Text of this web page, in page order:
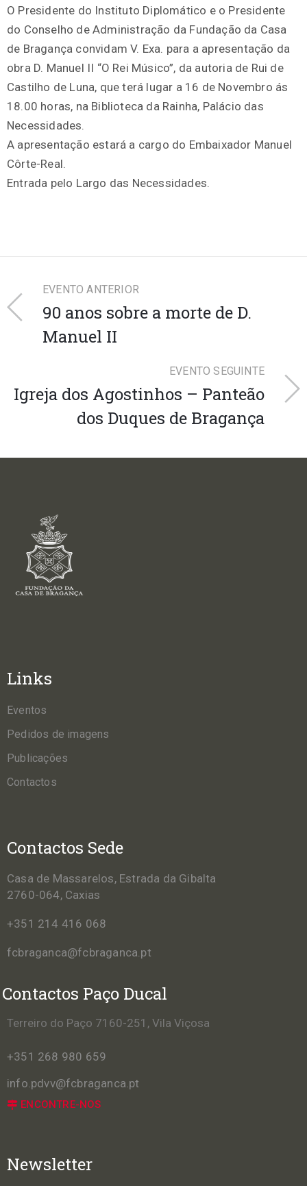
O Presidente do Instituto Diplomático e o Presidente
do Conselho de Administração da Fundação da Casa
de Bragança convidam V. Exa. para a apresentação da
obra D. Manuel II “O Rei Músico”, da autoria de Rui de
Castilho de Luna, que terá lugar a 16 de Novembro ás
18.00 horas, na Biblioteca da Rainha, Palácio das
Necessidades.
A apresentação estará a cargo do Embaixador Manuel
Côrte-Real.
Entrada pelo Largo das Necessidades.
EVENTO ANTERIOR
90 anos sobre a morte de D.
Manuel II
EVENTO SEGUINTE
Igreja dos Agostinhos – Panteão
dos Duques de Bragança
Links
Eventos
Pedidos de imagens
Publicações
Contactos
Contactos Sede
Casa de Massarelos, Estrada da Gibalta
2760-064, Caxias
+351 214 416 068
fcbraganca@fcbraganca.pt
Contactos Paço Ducal
Terreiro do Paço 7160-251, Vila Viçosa
+351 268 980 659
info.pdvv@fcbraganca.pt
ENCONTRE-NOS
Newsletter